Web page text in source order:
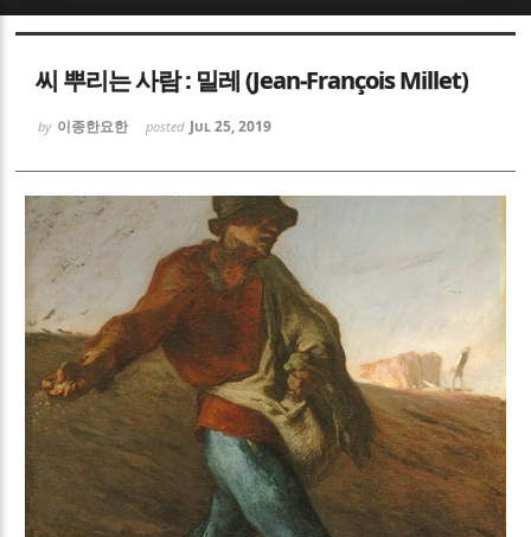
씨 뿌리는 사람 : 밀레 (Jean-François Millet)
by 이종한요한 posted Jul 25, 2019
Sketchbook5, 스케치북5
Sketchbook5, 스케치북5
Sketchbook5, 스케치북5
Sketchbook5, 스케치북5